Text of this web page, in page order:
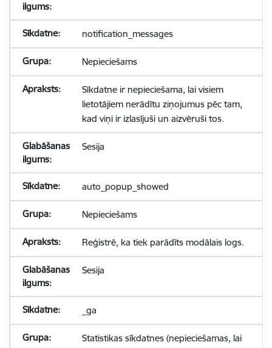
notification_messages
Nepieciešams
Sīkdatne ir nepieciešama, lai visiem
lietotājiem nerādītu ziņojumus pēc tam,
kad viņi ir izlasījuši un aizvēruši tos.
Sesija
auto_popup_showed
Nepieciešams
Reģistrē, ka tiek parādīts modālais logs.
Sesija
_ga
Statistikas sīkdatnes (nepieciešamas, lai